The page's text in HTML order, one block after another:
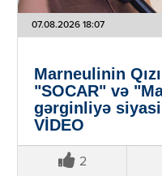
07.08.2026 18:07
Marneulinin
"SOCAR" və
gərginliyə
VİDEO
2